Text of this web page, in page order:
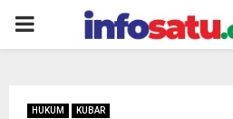
PRIMARY
HUKUM KUBAR